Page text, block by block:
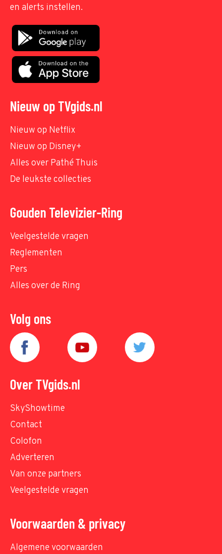
en alerts instellen.
Nieuw op TVgids.nl
Nieuw op Netflix
Nieuw op Disney+
Alles over Pathé Thuis
De leukste collecties
Gouden Televizier-Ring
Veelgestelde vragen
Reglementen
Pers
Alles over de Ring
Volg ons
Over TVgids.nl
SkyShowtime
Contact
Colofon
Adverteren
Van onze partners
Veelgestelde vragen
Voorwaarden & privacy
Algemene voorwaarden